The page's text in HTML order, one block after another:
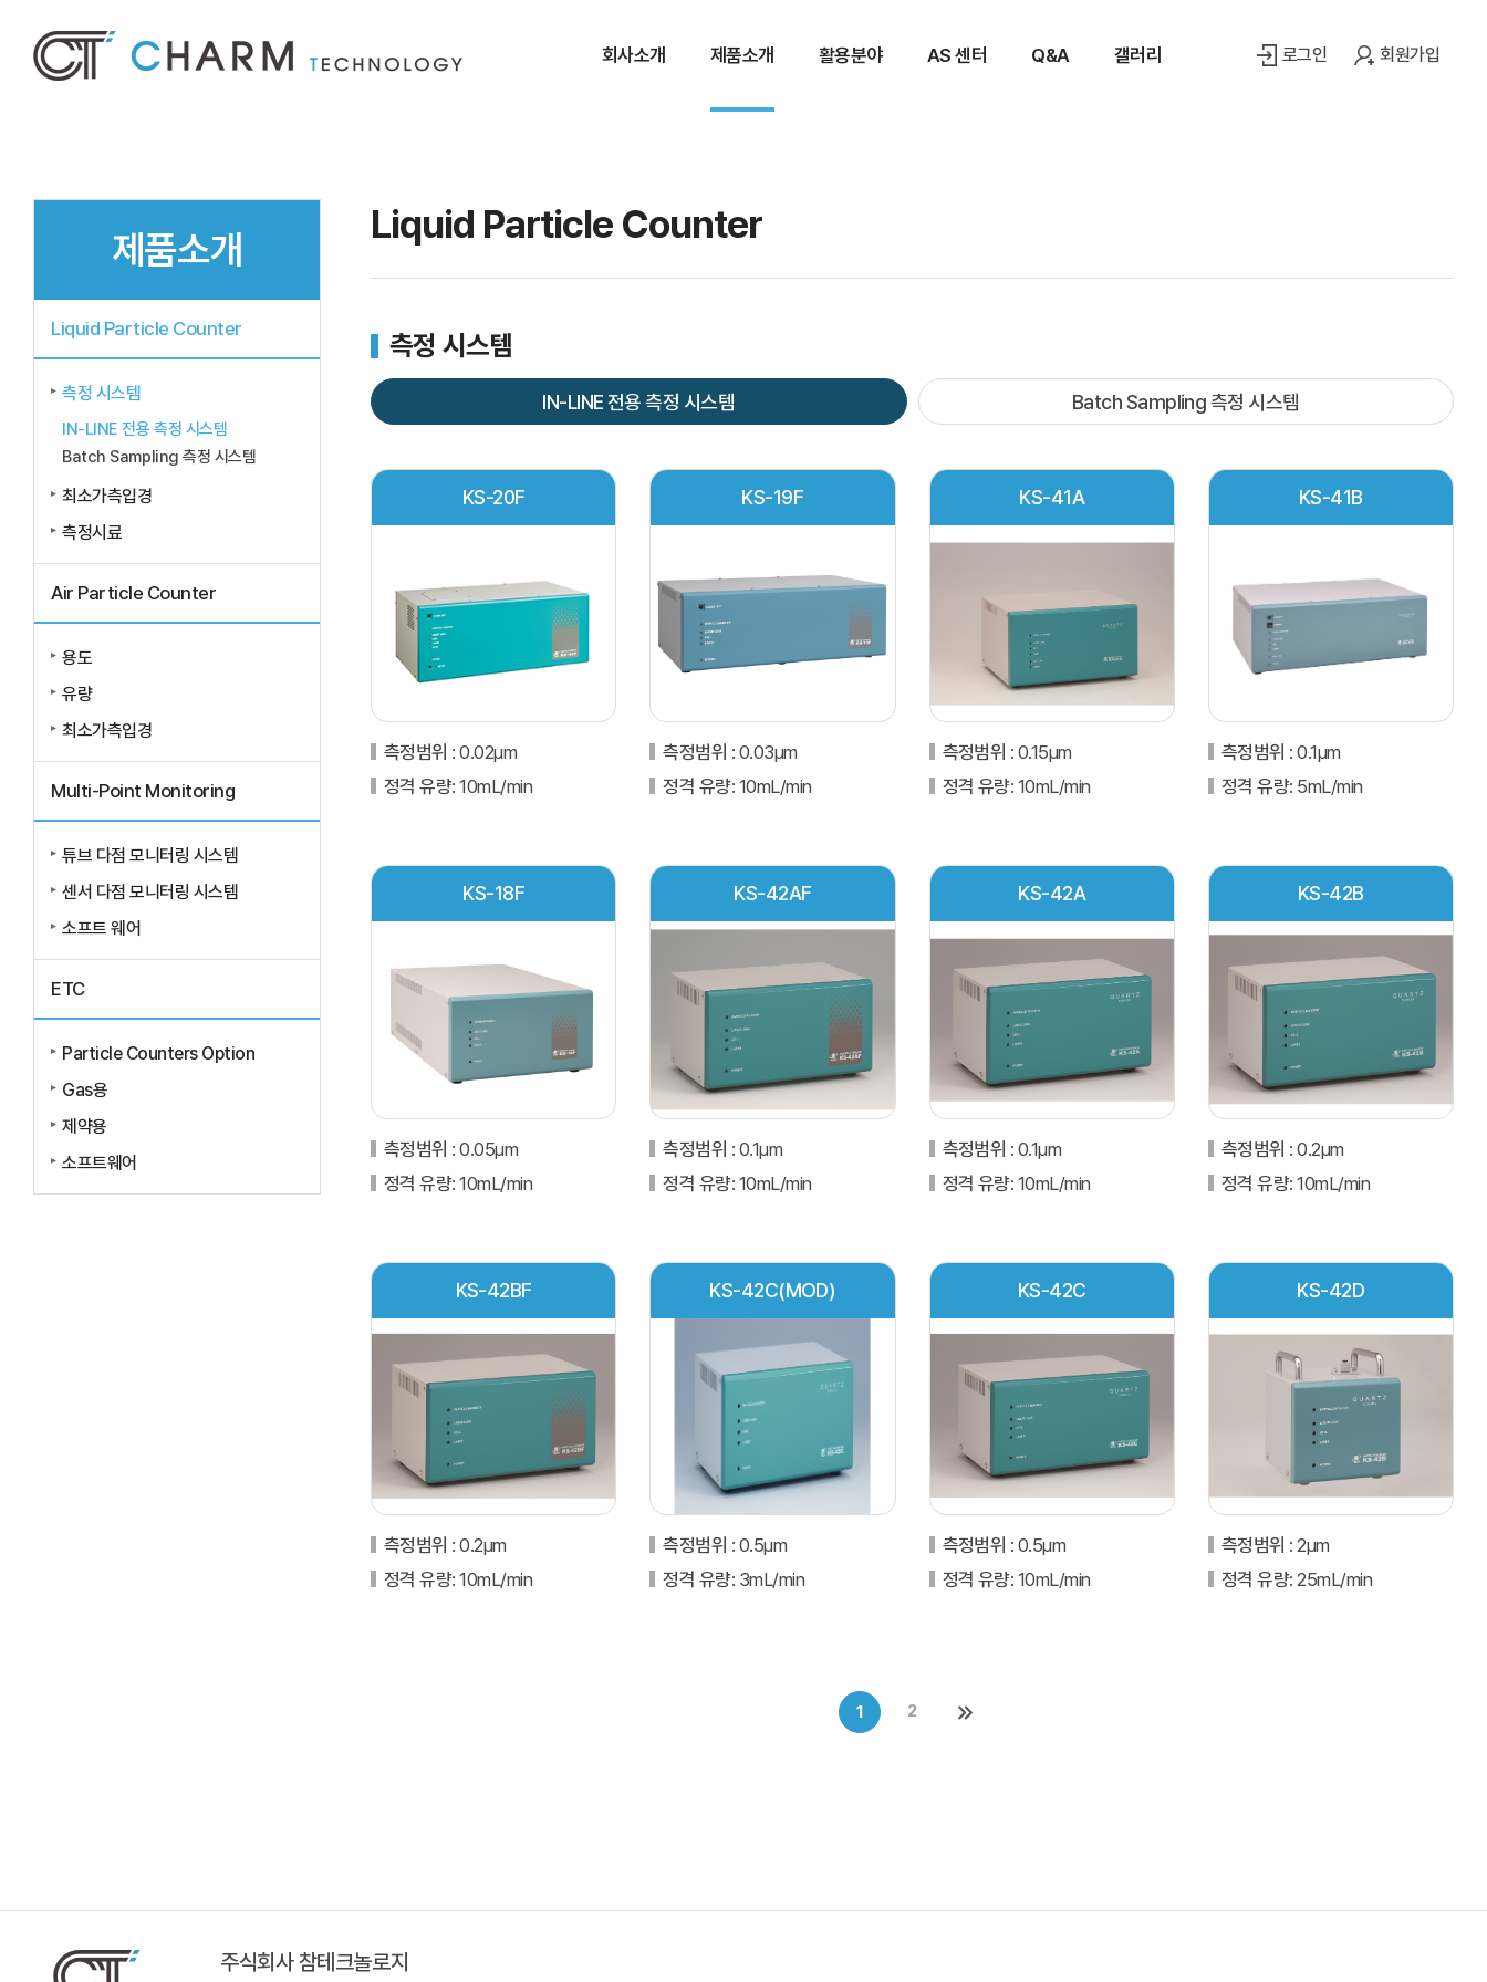
회사소개 제품소개 활용분야 AS 센터 Q&A 갤러리 로그인 회원가입
제품소개
Liquid Particle Counter
측정 시스템
IN-LINE 전용 측정 시스템
Batch Sampling 측정 시스템
최소가측입경
측정시료
Air Particle Counter
용도
유량
최소가측입경
Multi-Point Monitoring
튜브 다점 모니터링 시스템
센서 다점 모니터링 시스템
소프트 웨어
ETC
Particle Counters Option
Gas용
제약용
소프트웨어
Liquid Particle Counter
측정 시스템
IN-LINE 전용 측정 시스템 Batch Sampling 측정 시스템
KS-20F
측정범위 : 0.02μm
정격 유량: 10mL/min
KS-19F
측정범위 : 0.03μm
정격 유량: 10mL/min
KS-41A
측정범위 : 0.15μm
정격 유량: 10mL/min
KS-41B
측정범위 : 0.1μm
정격 유량: 5mL/min
KS-18F
측정범위 : 0.05μm
정격 유량: 10mL/min
KS-42AF
측정범위 : 0.1μm
정격 유량: 10mL/min
KS-42A
측정범위 : 0.1μm
정격 유량: 10mL/min
KS-42B
측정범위 : 0.2μm
정격 유량: 10mL/min
KS-42BF
측정범위 : 0.2μm
정격 유량: 10mL/min
KS-42C(MOD)
측정범위 : 0.5μm
정격 유량: 3mL/min
KS-42C
측정범위 : 0.5μm
정격 유량: 10mL/min
KS-42D
측정범위 : 2μm
정격 유량: 25mL/min
1 2
주식회사 참테크놀로지